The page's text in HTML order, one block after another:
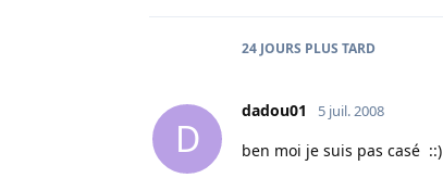
24 JOURS PLUS TARD
D
dadou01 5 juil. 2008
ben moi je suis pas casé ::)